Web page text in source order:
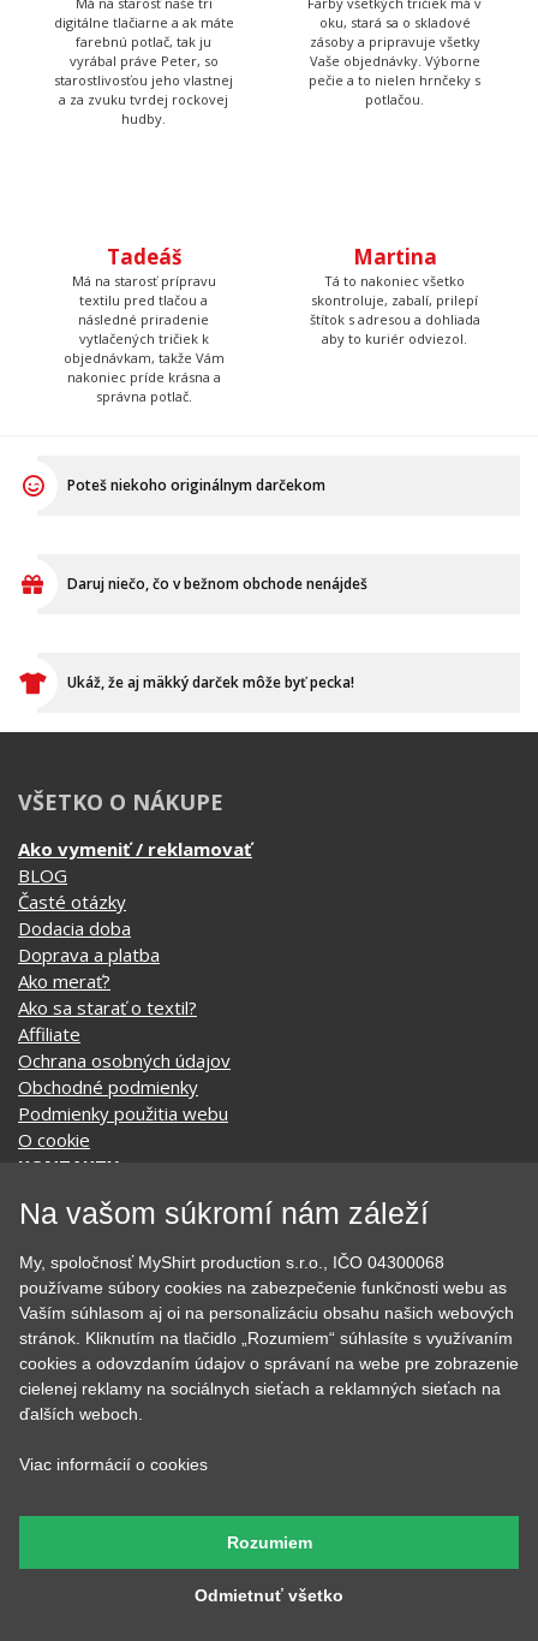
vyrábal práve Peter, so
starostlivosťou jeho vlastnej
a za zvuku tvrdej rockovej
hudby.
Farby všetkých tričiek má v
oku, stará sa o skladové
zásoby a pripravuje všetky
Vaše objednávky. Výborne
pečie a to nielen hrnčeky s
potlačou.
Tadeáš
Má na starosť prípravu
textilu pred tlačou a
následné priradenie
vytlačených tričiek k
objednávkam, takže Vám
nakoniec príde krásna a
správna potlač.
Martina
Tá to nakoniec všetko
skontroluje, zabalí, prilepí
štítok s adresou a dohliada
aby to kuriér odviezol.
Poteš niekoho originálnym darčekom
Daruj niečo, čo v bežnom obchode nenájdeš
Ukáž, že aj mäkký darček môže byť pecka!
VŠETKO O NÁKUPE
Ako vymeniť / reklamovať
BLOG
Časté otázky
Dodacia doba
Doprava a platba
Ako merať?
Ako sa starať o textil?
Affiliate
Ochrana osobných údajov
Obchodné podmienky
Podmienky použitia webu
O cookie
KONTAKTY
KATEGÓRIE
Tipy na darčeky
Všetky motívy
Darčekové poukazy
Auto - Moto
Hrnčeky
EKG - moje srdce bije
Film a Seriál
Hobby
Narodeninové
Nápisy
Povolania
Pre kamarátky a kamarátov
Tehotenské tričká
Vianoce a Veľká noc
Vojenské
Významné dni
Na vašom súkromí nám záleží
My, spoločnosť MyShirt production s.r.o., IČO 04300068
používame súbory cookies na zabezpečenie funkčnosti webu as
Vaším súhlasom aj oi na personalizáciu obsahu našich webových
stránok. Kliknutím na tlačidlo „Rozumiem“ súhlasíte s využívaním
cookies a odovzdaním údajov o správaní na webe pre zobrazenie
cielenej reklamy na sociálnych sieťach a reklamných sieťach na
ďalších weboch.
Viac informácií o cookies
Odmietnuť všetko
Rozumiem